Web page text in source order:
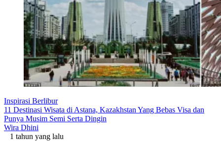
Inspirasi Berlibur
11 Destinasi Wisata di Astana, Kazakhstan Yang Bebas Visa dan
Punya Musim Semi Serta Dingin
Wira Dhini
1 tahun yang lalu